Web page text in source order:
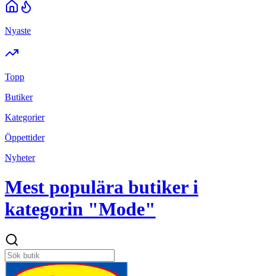
Nyaste
Topp
Butiker
Kategorier
Öppettider
Nyheter
Mest populära butiker i
kategorin "Mode"